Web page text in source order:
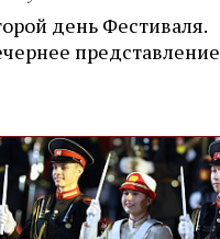
день Фестиваля.
представление